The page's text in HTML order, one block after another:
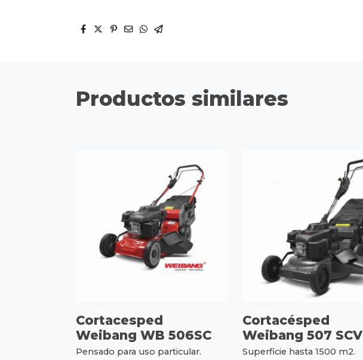
Productos similares
Cortacesped
Weibang WB 506SC
Pensado para uso particular.
Cortacésped
Weibang 507 SCV
Superficie hasta 1500 m2.